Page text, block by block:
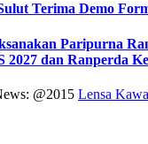
Terima Demo
Paripurna
2027 dan Ranperda
@2015 Lensa